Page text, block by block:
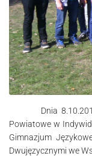
Dnia 8.10.2015 r
Powiatowe w
Gimnazjum
Dwujęzycznymi we